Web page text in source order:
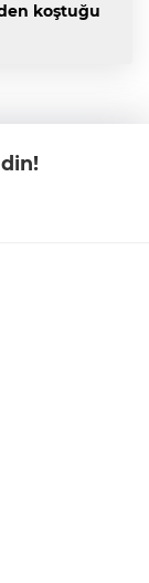
koştuğu